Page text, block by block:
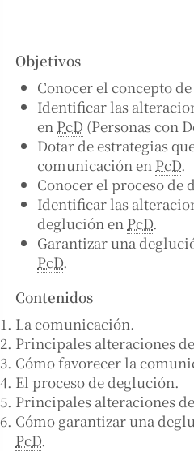
Objetivos
Conocer el concepto
Identificar las
en PcD (Personas con
Dotar de estrategias
comunicación en PcD.
Conocer el proceso de
Identificar las
deglución en PcD.
Garantizar una
PcD.
Contenidos
La comunicación.
Principales alteraciones
Cómo favorecer la
El proceso de deglución.
Principales alteraciones
Cómo garantizar una
PcD.